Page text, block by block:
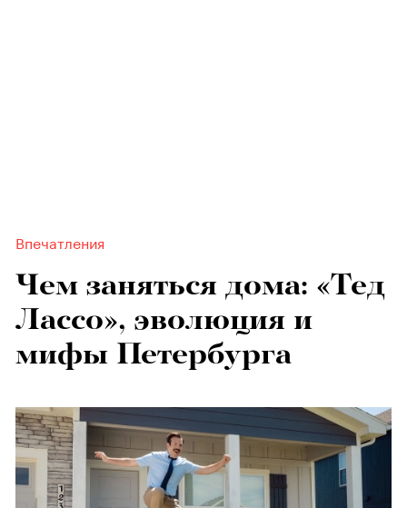
Впечатления
Чем заняться дома: «Тед
Лассо», эволюция и
мифы Петербурга